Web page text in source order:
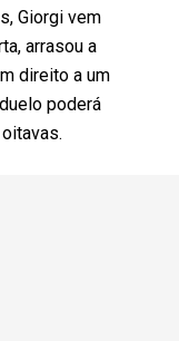
Giorgi vem
arrasou a
direito a um
poderá